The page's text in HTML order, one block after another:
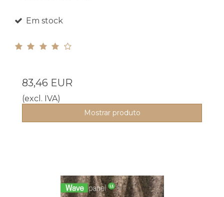
Em stock
83,46 EUR
(excl. IVA)
Mostrar produto